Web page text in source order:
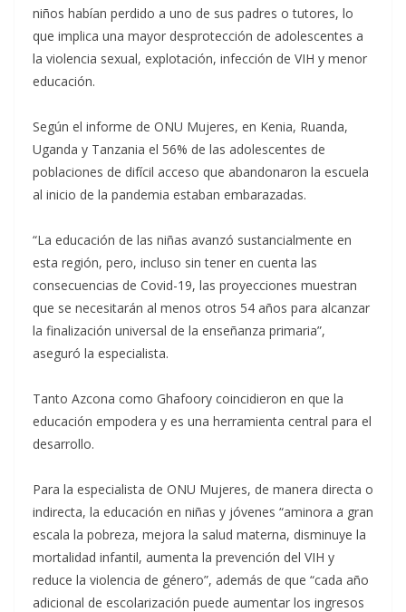
niños habían perdido a uno de sus padres o tutores, lo
que implica una mayor desprotección de adolescentes a
la violencia sexual, explotación, infección de VIH y menor
educación.
Según el informe de ONU Mujeres, en Kenia, Ruanda,
Uganda y Tanzania el 56% de las adolescentes de
poblaciones de difícil acceso que abandonaron la escuela
al inicio de la pandemia estaban embarazadas.
“La educación de las niñas avanzó sustancialmente en
esta región, pero, incluso sin tener en cuenta las
consecuencias de Covid-19, las proyecciones muestran
que se necesitarán al menos otros 54 años para alcanzar
la finalización universal de la enseñanza primaria”,
aseguró la especialista.
Tanto Azcona como Ghafoory coincidieron en que la
educación empodera y es una herramienta central para el
desarrollo.
Para la especialista de ONU Mujeres, de manera directa o
indirecta, la educación en niñas y jóvenes “aminora a gran
escala la pobreza, mejora la salud materna, disminuye la
mortalidad infantil, aumenta la prevención del VIH y
reduce la violencia de género”, además de que “cada año
adicional de escolarización puede aumentar los ingresos